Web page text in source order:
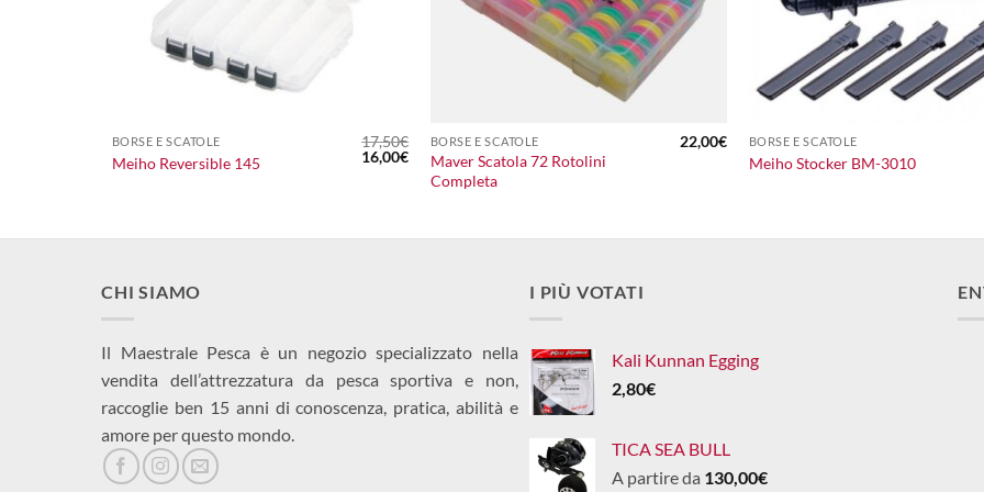
BORSE E SCATOLE
Meiho Reversible 145
17,50€
Il
prezzo
16,00€Il
prezzo
attuale
BORSE E SCATOLE
Maver Scatola 72 Rotolini
Completa
22,00€
+
BORSE E SCATOLE
Meiho Stocker BM-3010
CHI SIAMO
Il Maestrale Pesca è un negozio specializzato nella
vendita dell’attrezzatura da pesca sportiva e non,
raccoglie ben 15 anni di conoscenza, pratica, abilità e
amore per questo mondo.
I PIÙ VOTATI
Kali Kunnan Egging
2,80€
TICA SEA BULL
A partire da 130,00€